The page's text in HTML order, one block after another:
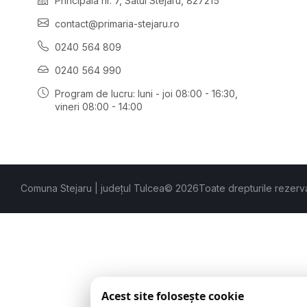
contact@primaria-stejaru.ro
0240 564 809
0240 564 990
Program de lucru: luni - joi 08:00 - 16:30,
vineri 08:00 - 14:00
Comuna Stejaru | județul Tulcea© 2026Toate drepturile
Acest site folosește cookie